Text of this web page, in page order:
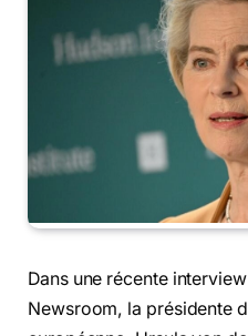
Dans une récente
Newsroom, la présidente